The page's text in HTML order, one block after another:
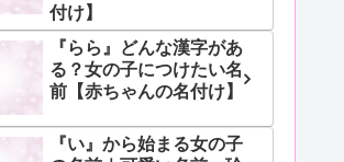
付け】
『らら』どんな漢字があ
る？女の子につけたい名
前【赤ちゃんの名付け】
『い』から始まる女の子